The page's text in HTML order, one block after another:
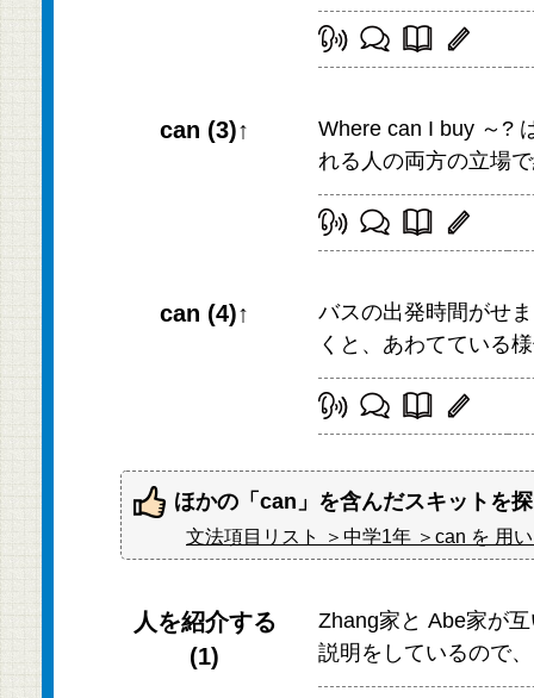
can (3)↑
Where can I buy ～?
れる人の両方の立場
can (4)↑
バスの出発時間がせ
くと、あわてている
ほかの「can」を含んだスキットを
文法項目リスト ＞中学1年 ＞can を 用
人を紹介する
(1)
Zhang家と Abe家が
説明をしているので